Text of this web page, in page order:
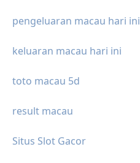
pengeluaran macau hari ini
keluaran macau hari ini
toto macau 5d
result macau
Situs Slot Gacor